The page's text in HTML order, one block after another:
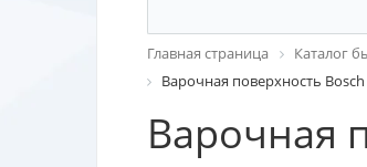
Главная страница Каталог
Варочная поверхность
Варочная